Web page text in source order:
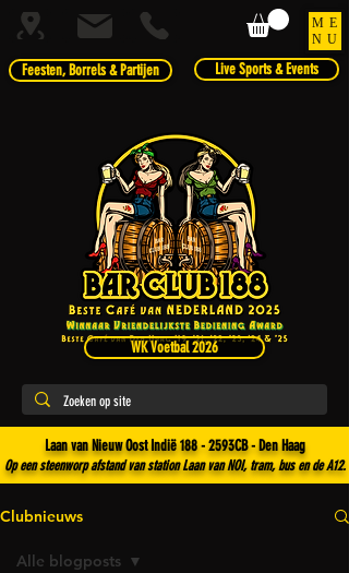
Feesten, Borrels & Partijen
ME
NU
Live Sports & Events
Laan van Nieuw Oost Indië 188 - 2593CB - Den Haag
Op een steenworp afstand van station Laan van NOI, tram, bus en de A12.
WK Voetbal 2026
Clubnieuws
Alle blogposts